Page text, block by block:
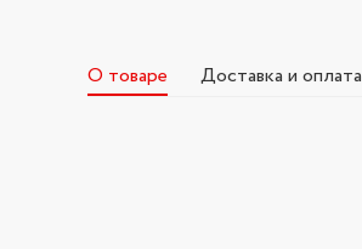
О товаре Доставка и оплата